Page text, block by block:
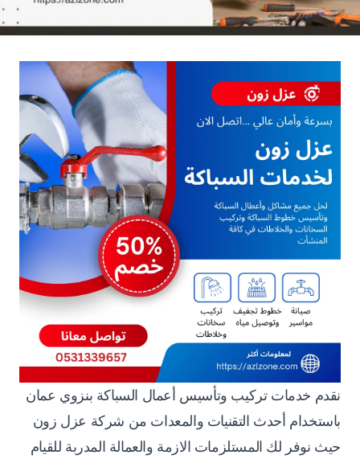
نقدم خدمات تركيب وتأسيس أعمال السباكة بنزوي عمان
باستخدام أحدث التقنيات والمعدات من شركة عزل زون
حيث نوفر لك المستلزمات الازمة والعمالة المدربة للقيام